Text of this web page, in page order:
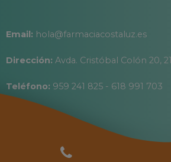
Email: hola@farmaciacostaluz.es
Dirección: Avda. Cristóbal Colón 20,
Teléfono: 959 241 825 - 618 991 703